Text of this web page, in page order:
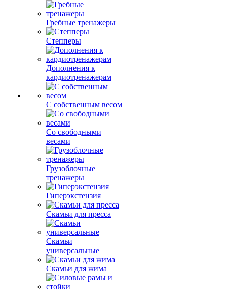
Гребные тренажеры
Степперы
Дополнения к
кардиотренажерам
С собственным весом
Со свободными
весами
Грузоблочные
тренажеры
Гиперэкстензия
Скамьи для пресса
Скамьи
универсальные
Скамьи для жима